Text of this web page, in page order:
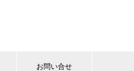
お問い合せ